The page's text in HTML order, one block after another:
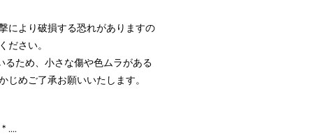
により破損する恐れがありますの
ださい。
るため、小さな傷や色ムラがある
じめご了承お願いいたします。
....